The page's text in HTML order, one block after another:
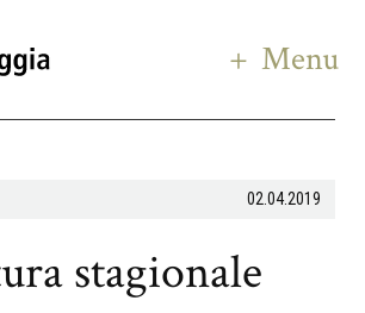
Menu
02.04.2019
stagionale